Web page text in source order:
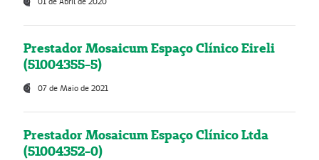
Prestador Mosaicum Espaço Clínico Eireli
(51004355-5)
07 de Maio de 2021
Prestador Mosaicum Espaço Clínico Ltda
(51004352-0)